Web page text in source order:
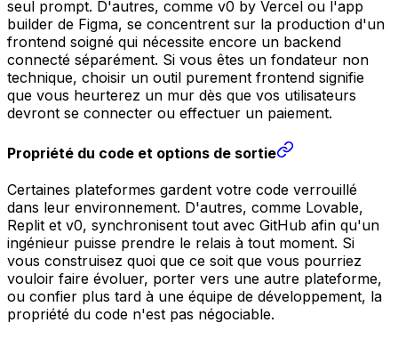
seul prompt. D'autres, comme v0 by Vercel ou l'app
builder de Figma, se concentrent sur la production d'un
frontend soigné qui nécessite encore un backend
connecté séparément. Si vous êtes un fondateur non
technique, choisir un outil purement frontend signifie
que vous heurterez un mur dès que vos utilisateurs
devront se connecter ou effectuer un paiement.
Propriété du code et options de sortie
Certaines plateformes gardent votre code verrouillé
dans leur environnement. D'autres, comme Lovable,
Replit et v0, synchronisent tout avec GitHub afin qu'un
ingénieur puisse prendre le relais à tout moment. Si
vous construisez quoi que ce soit que vous pourriez
vouloir faire évoluer, porter vers une autre plateforme,
ou confier plus tard à une équipe de développement, la
propriété du code n'est pas négociable.